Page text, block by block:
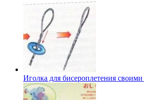
Иголка для бисероплетения